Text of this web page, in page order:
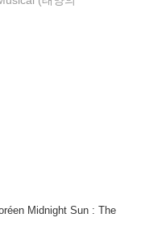
Midnight Sun : The